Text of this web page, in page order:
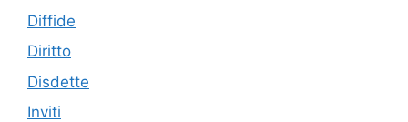
Diffide
Diritto
Disdette
Inviti